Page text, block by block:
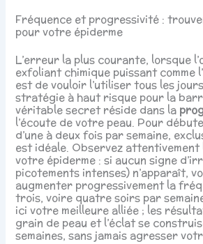
Fréquence et progressivité :
pour votre épiderme
L’erreur la plus courante, lorsque
exfoliant chimique puissant comme
est de vouloir l’utiliser tous les
stratégie à haut risque pour la
véritable secret réside dans la
l’écoute de votre peau. Pour
d’une à deux fois par semaine,
est idéale. Observez
votre épiderme : si aucun signe
picotements intenses) n’apparaît,
augmenter progressivement la
trois, voire quatre soirs par
ici votre meilleure alliée ; les
grain de peau et l’éclat se
semaines, sans jamais agresser